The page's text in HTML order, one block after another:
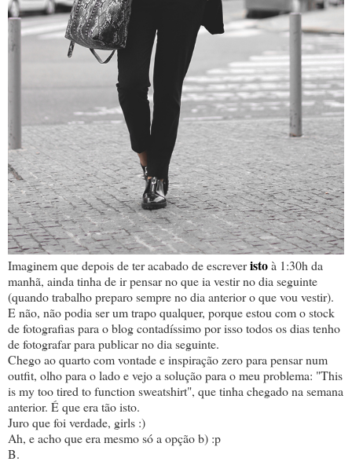
Imaginem que depois de ter acabado de escreveristoà 1:30h da
manhã, ainda tinha de ir pensar no que ia vestir no dia seguinte
(quando trabalho preparo sempre no dia anterior o que vou vestir).
E não, não podia ser um trapo qualquer, porque estou com o stock
de fotografias para o blog contadíssimo por isso todos os dias tenho
de fotografar para publicar no dia seguinte.
Chego ao quarto com vontade e inspiração zero para pensar num
outfit, olho para o lado e vejo a solução para o meu problema: "This
is my too tired to function sweatshirt", que tinha chegado na semana
anterior. É que era tão isto.
Juro que foi verdade, girls :)
Ah, e acho que era mesmo só a opção b) :p
B.